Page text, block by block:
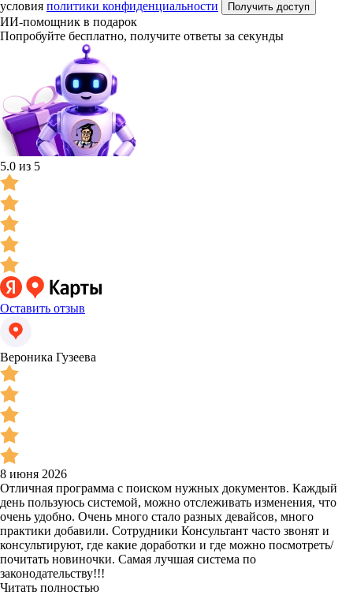
условия политики конфиденциальности Получить доступ
ИИ-помощник в подарок
Попробуйте бесплатно, получите ответы за секунды
5.0 из 5
Оставить отзыв
Вероника Гузеева
8 июня 2026
Отличная программа с поиском нужных документов. Каждый
день пользуюсь системой, можно отслеживать изменения, что
очень удобно. Очень много стало разных девайсов, много
практики добавили. Сотрудники Консультант часто звонят и
консультируют, где какие доработки и где можно посмотреть/
почитать новиночки. Самая лучшая система по
законодательству!!!
Читать полностью